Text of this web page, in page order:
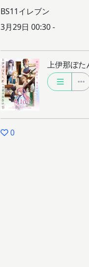
BS11イレブン
3月29日 00:30 -
上伊那ぼた
0